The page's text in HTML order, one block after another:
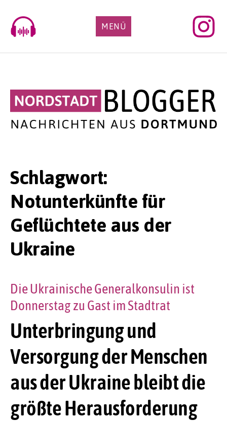
content
MENÜ
Schlagwort:
Notunterkünfte für
Geflüchtete aus der
Ukraine
Unterbringung und
Versorgung der Menschen
aus der Ukraine bleibt die
größte Herausforderung
Die Ukrainische Generalkonsulin ist
Donnerstag zu Gast im Stadtrat